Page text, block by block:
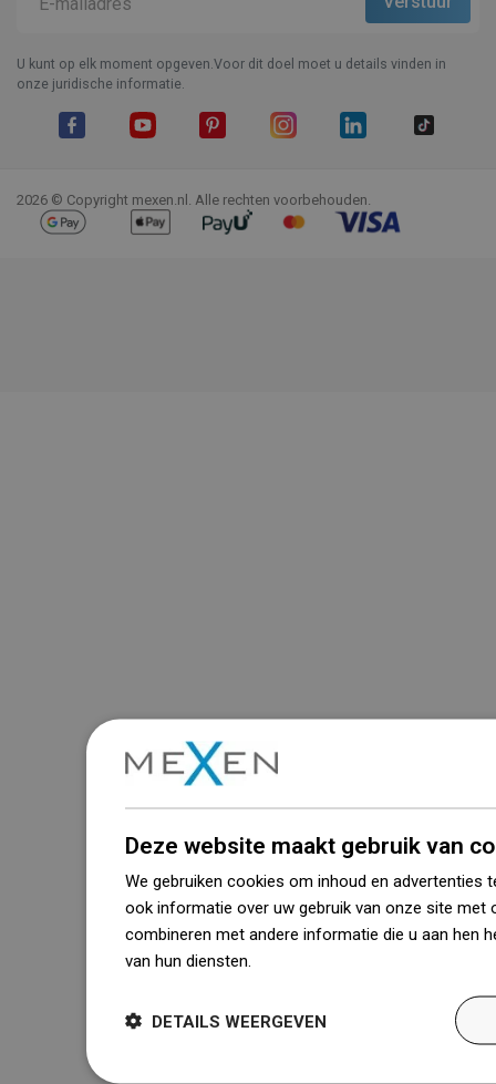
U kunt op elk moment opgeven.Voor dit doel moet u details vinden in
onze juridische informatie.
2026 © Copyright mexen.nl. Alle rechten voorbehouden.
Deze website maakt gebruik van
We gebruiken cookies om inhoud en advertenties
ook informatie over uw gebruik van onze site met
combineren met andere informatie die u aan hen
van hun diensten.
DETAILS WEERGEVEN